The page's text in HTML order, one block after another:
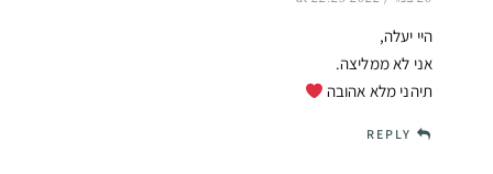
היי יעלה,
אני לא ממליצה.
תיהני מלא אהובה
REPLY